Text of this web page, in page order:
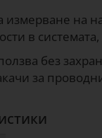
на
в
без
за